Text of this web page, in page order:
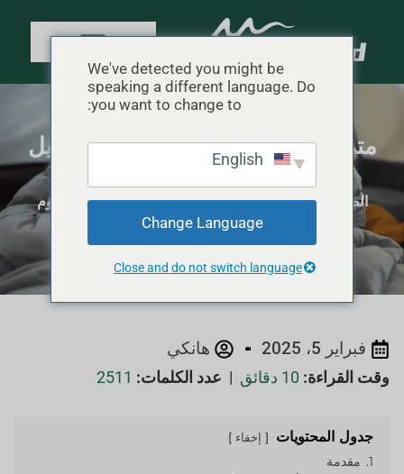
متى تستخدم كيس نوم الأطفال: دليل
العمر والسلامة
الصفحة الرئيسية"نصائح للتخييم"متى تستخدم كيس نوم
الأطفال: دليل العمر والسلامة
فبراير 5، 2025 هانكي
وقت القراءة: 10 دقائق | عدد الكلمات: 2511
جدول المحتويات إخفاء
1. مقدمة
We've detected you might be
speaking a different language. Do
you want to change to:
Change Language
Close and do not switch language